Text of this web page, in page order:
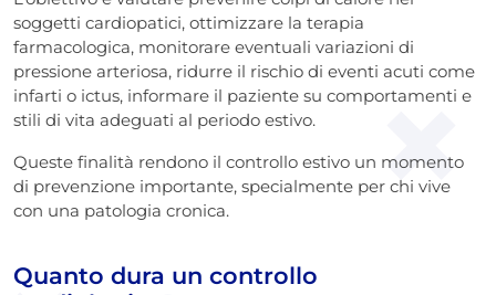
soggetti cardiopatici, ottimizzare la terapia
farmacologica, monitorare eventuali variazioni di
pressione arteriosa, ridurre il rischio di eventi acuti come
infarti o ictus, informare il paziente su comportamenti e
stili di vita adeguati al periodo estivo.
Queste finalità rendono il controllo estivo un momento
di prevenzione importante, specialmente per chi vive
con una patologia cronica.
Quanto dura un controllo